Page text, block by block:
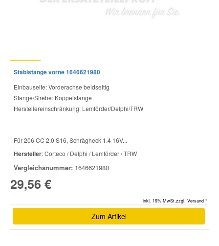
Stabistange vorne 1646621980
Einbauseite: Vorderachse beidseitig
Stange/Strebe: Koppelstange
Herstellereinschränkung: Lemförder/Delphi/TRW
Für 206 CC 2.0 S16, Schrägheck 1.4 16V...
Hersteller: Corteco / Delphi / Lemförder / TRW
Vergleichsnummer: 1646621980
29,56 €
inkl. 19% MwSt.zzgl. Versand *
Zum Artikel